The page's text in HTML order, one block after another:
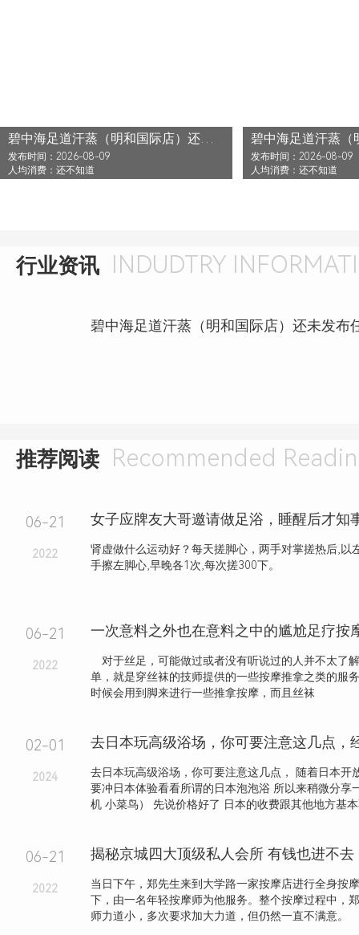
碧中海足道汗蒸（明和国际店）还没发布活动
发布时间：2026-08-09
人均消费：还不知道
发布时间：2026-08-09
人均消费：还不知道
行业资讯 INDUDTRY
推荐阅读 Recommended
06-21
2022
肾虚做什么运动好？每天搓脚心，两手对掌搓热后,以
手擦左脚心,早晚各1次,每次搓300下。
06-21
2022
一次意料之外也在意料之中的尴尬足疗按
对于丝足，可能做过或者没有听说过的人并不太了
单，就是穿丝袜的技师提供的一些按摩推拿之类的服
时候会用到脚来进行一些推拿按摩，而且丝袜
02-01
2024
去日本玩高级浴场，你可要注意这几点，
去日本玩高级浴场，你可要注意这几点， 随着日本开
要冲日本体验看看所谓的日本泡泡浴 所以来稍微分享
机 小菜鸟） 先说价格好了 日本的收费跟其他地方基本
06-21
2022
揭秘京城四大顶级私人会所 有钱也进不去
当日下午，郑先生来到大学路一家按摩店进行全身按
下，由一名年轻按摩师为他服务。整个按摩过程中，
师力道小，多次要求加大力道，但仍然一直不满意。